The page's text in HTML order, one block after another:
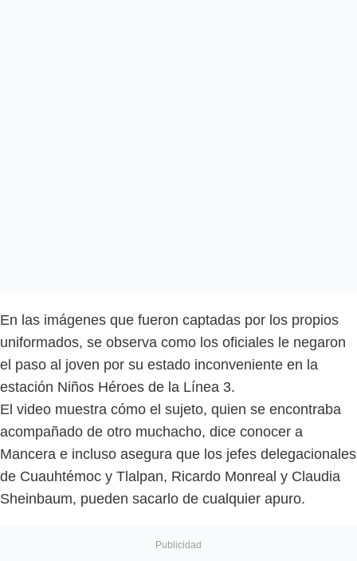
En las imágenes que fueron captadas por los propios
uniformados, se observa como los oficiales le negaron
el paso al joven por su estado inconveniente en la
estación Niños Héroes de la Línea 3.
El video muestra cómo el sujeto, quien se encontraba
acompañado de otro muchacho, dice conocer a
Mancera e incluso asegura que los jefes delegacionales
de Cuauhtémoc y Tlalpan, Ricardo Monreal y Claudia
Sheinbaum, pueden sacarlo de cualquier apuro.